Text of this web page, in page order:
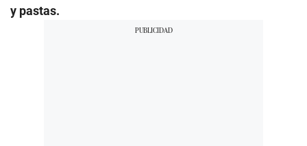
y pastas.